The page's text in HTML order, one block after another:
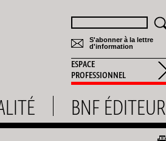
S'abonner à la lettre
d'information
ESPACE
PROFESSIONNEL
BNF ÉDITEUR